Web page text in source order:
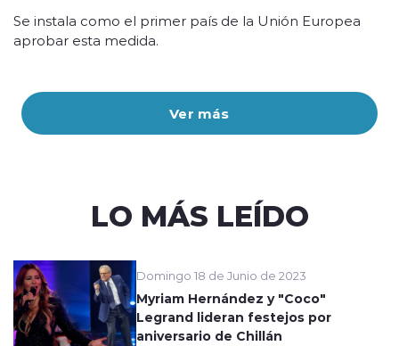
Ver más
Se instala como el primer país de la Unión Europea
aprobar esta medida.
LO MÁS LEÍDO
Domingo 18 de Junio de 2023
Myriam Hernández y "Coco"
Legrand lideran festejos por
aniversario de Chillán